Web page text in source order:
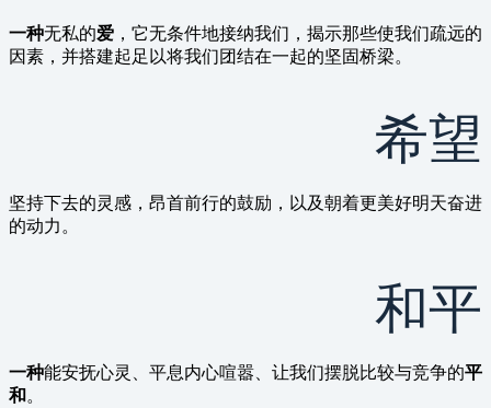
一种无私的爱 ，它无条件地接纳我们，揭示那些使我们疏远的
因素，并搭建起足以将我们团结在一起的坚固桥梁。
希望
坚持下去的灵感，昂首前行的鼓励，以及朝着更美好明天奋进
的动力。
和平
一种能安抚心灵、平息内心喧嚣、让我们摆脱比较与竞争的平
和 。